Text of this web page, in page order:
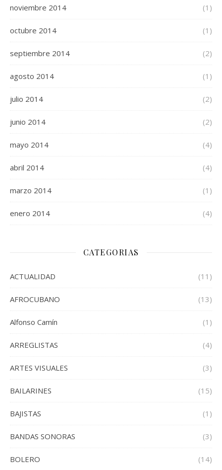
noviembre 2014 (1)
octubre 2014 (1)
septiembre 2014 (2)
agosto 2014 (1)
julio 2014 (2)
junio 2014 (2)
mayo 2014 (4)
abril 2014 (4)
marzo 2014 (1)
enero 2014 (4)
CATEGORIAS
ACTUALIDAD (11)
AFROCUBANO (13)
Alfonso Camín (1)
ARREGLISTAS (4)
ARTES VISUALES (3)
BAILARINES (15)
BAJISTAS (1)
BANDAS SONORAS (3)
BOLERO (14)